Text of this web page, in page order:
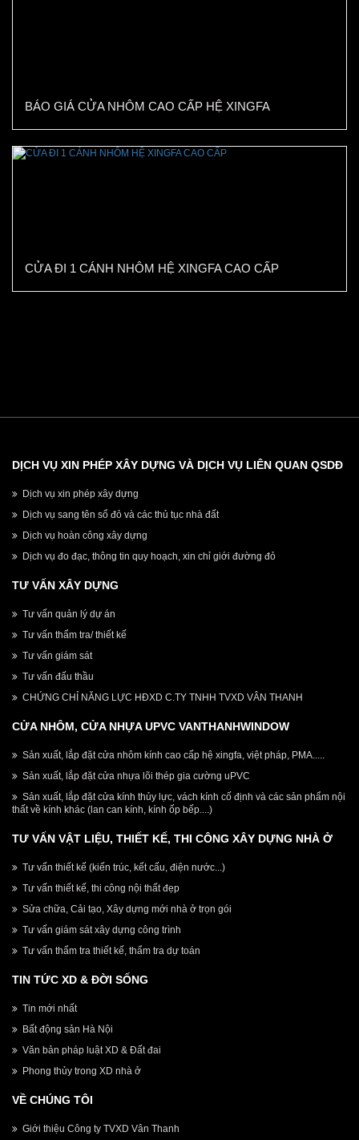
BÁO GIÁ CỬA NHÔM CAO CẤP HỆ XINGFA
CỬA ĐI 1 CÁNH NHÔM HỆ XINGFA CAO CẤP
DỊCH VỤ XIN PHÉP XÂY DỰNG VÀ DỊCH VỤ LIÊN QUAN QSDĐ
Dịch vụ xin phép xây dựng
Dịch vụ sang tên sổ đỏ và các thủ tục nhà đất
Dịch vụ hoàn công xây dựng
Dịch vụ đo đạc, thông tin quy hoạch, xin chỉ giới đường đỏ
TƯ VẤN XÂY DỰNG
Tư vấn quản lý dự án
Tư vấn thẩm tra/ thiết kế
Tư vấn giám sát
Tư vấn đấu thầu
CHỨNG CHỈ NĂNG LỰC HĐXD C.TY TNHH TVXD VÂN THANH
CỬA NHÔM, CỬA NHỰA UPVC VANTHANHWINDOW
Sản xuất, lắp đặt cửa nhôm kính cao cấp hệ xingfa, việt pháp, PMA.....
Sản xuất, lắp đặt cửa nhựa lõi thép gia cường uPVC
Sản xuất, lắp đặt cửa kính thủy lực, vách kính cố định và các sản phẩm nội
thất về kính khác (lan can kính, kính ốp bếp....)
TƯ VẤN VẬT LIỆU, THIẾT KẾ, THI CÔNG XÂY DỰNG NHÀ Ở
Tư vấn thiết kế (kiến trúc, kết cấu, điện nước...)
Tư vấn thiết kế, thi công nội thất đẹp
Sửa chữa, Cải tạo, Xây dựng mới nhà ở trọn gói
Tư vấn giám sát xây dựng công trình
Tư vấn thẩm tra thiết kế, thẩm tra dự toán
TIN TỨC XD & ĐỜI SỐNG
Tin mới nhất
Bất động sản Hà Nội
Văn bản pháp luật XD & Đất đai
Phong thủy trong XD nhà ở
VỀ CHÚNG TÔI
Giới thiệu Công ty TVXD Vân Thanh